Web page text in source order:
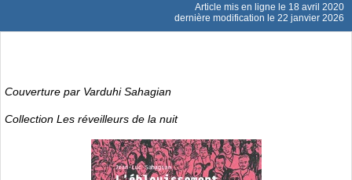
Article mis en ligne le 18 avril 2020
dernière modification le 22 janvier 2026
Couverture par Varduhi Sahagian
Collection Les réveilleurs de la nuit